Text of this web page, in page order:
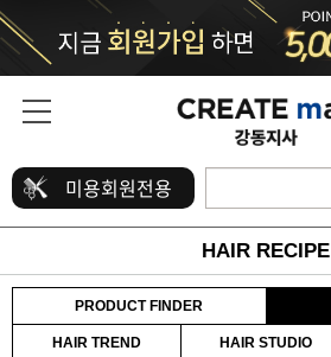
미용회원전용
HAIR RECIPE
PRODUCT FINDER
HAIR TREND HAIR STUDIO